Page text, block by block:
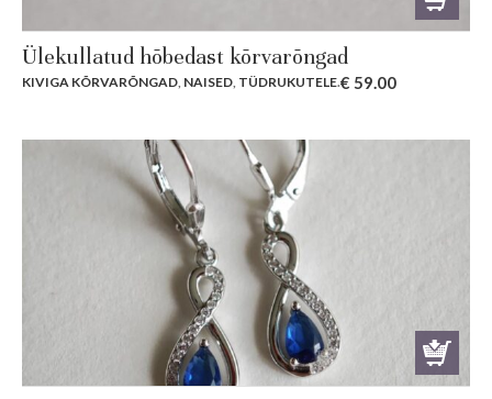
Ülekullatud hõbedast kõrvarõngad
KIVIGA KÕRVARÕNGAD, NAISED, TÜDRUKUTELE.€ 59.00